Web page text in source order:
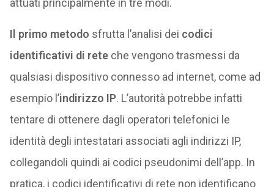
attuati principalmente in tre modi.
Il primo metodo sfrutta l’analisi dei codici
identificativi di reteche vengono trasmessi da
qualsiasi dispositivo connesso ad internet, come ad
esempio l’indirizzo IP. L’autorità potrebbe infatti
tentare di ottenere dagli operatori telefonici le
identità degli intestatari associati agli indirizzi IP,
collegandoli quindi ai codici pseudonimi dell’app. In
pratica, i codici identificativi di rete non identificano